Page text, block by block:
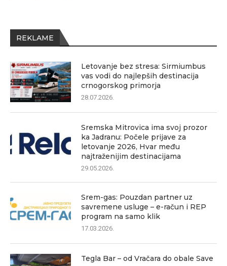
REKLAME
Letovanje bez stresa: Sirmiumbus
vas vodi do najlepših destinacija
crnogorskog primorja
28.07.2026.
Sremska Mitrovica ima svoj prozor
ka Jadranu: Počele prijave za
letovanje 2026, Hvar među
najtraženijim destinacijama
29.05.2026.
Srem-gas: Pouzdan partner uz
savremene usluge – e-račun i REP
program na samo klik
17.03.2026.
Tegla Bar – od Vračara do obale Save